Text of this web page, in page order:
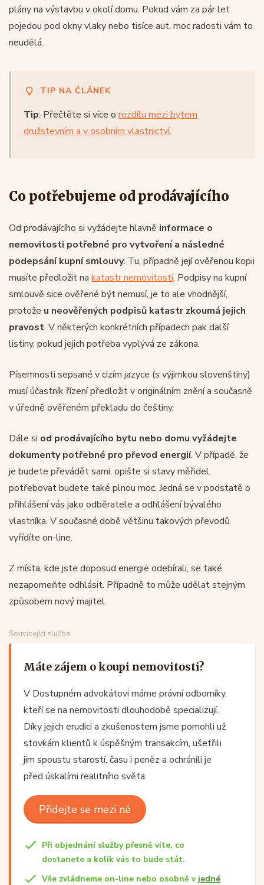
plány na výstavbu v okolí domu. Pokud vám za pár let
pojedou pod okny vlaky nebo tisíce aut, moc radosti vám to
neudělá.
TIP NA ČLÁNEK
Tip: Přečtěte si více o rozdílu mezi bytem
družstevním a v osobním vlastnictví.
Co potřebujeme od prodávajícího
Od prodávajícího si vyžádejte hlavně informace o
nemovitosti potřebné pro vytvoření a následné
podepsání kupní smlouvy. Tu, případně její ověřenou kopii
musíte předložit na katastr nemovitostí. Podpisy na kupní
smlouvě sice ověřené být nemusí, je to ale vhodnější,
protože u neověřených podpisů katastr zkoumá jejich
pravost. V některých konkrétních případech pak další
listiny, pokud jejich potřeba vyplývá ze zákona.
Písemnosti sepsané v cizím jazyce (s výjimkou slovenštiny)
musí účastník řízení předložit v originálním znění a současně
v úředně ověřeném překladu do češtiny.
Dále si od prodávajícího bytu nebo domu vyžádejte
dokumenty potřebné pro převod energií. V případě, že
je budete převádět sami, opište si stavy měřidel,
potřebovat budete také plnou moc. Jedná se v podstatě o
přihlášení vás jako odběratele a odhlášení bývalého
vlastníka. V současné době většinu takových převodů
vyřídíte on-line.
Z místa, kde jste doposud energie odebírali, se také
nezapomeňte odhlásit. Případně to může udělat stejným
způsobem nový majitel.
Související služba
Máte zájem o koupi nemovitosti?
V Dostupném advokátovi máme právní odborníky,
kteří se na nemovitosti dlouhodobě specializují.
Díky jejich erudici a zkušenostem jsme pomohli už
stovkám klientů k úspěšným transakcím, ušetřili
jim spoustu starostí, času i peněz a ochránili je
před úskalími realitního světa.
Přidejte se mezi ně
Při objednání služby přesně víte, co
dostanete a kolik vás to bude stát.
Vše zvládneme on-line nebo osobně v jedné